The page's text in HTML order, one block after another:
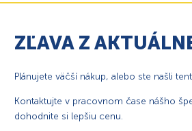
ZĽAVA Z
Plánujete väčší nákup, alebo ste našli
Kontaktujte v pracovnom čase nášho
dohodnite si lepšiu cenu.